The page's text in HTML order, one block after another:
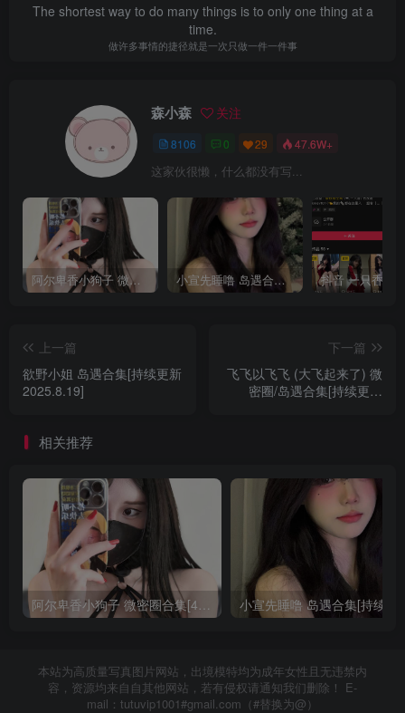
The shortest way to do many things is to only one thing at a
time.
做许多事情的捷径就是一次只做一件一件事
森小森 关注
8106 0 29 47.6W+
这家伙很懒，什么都没有写...
阿尔卑香小狗子 微密圈合集[40套][持续更新2023.12.14] 小宣先睡噜 岛遇合集[持续更新2025.08.27]
上一篇
欲野小姐 岛遇合集[持续更新
2025.8.19]
下一篇
飞飞以飞飞 (大飞起来了) 微
密圈/岛遇合集[持续更新
相关推荐
阿尔卑香小狗子 微密圈合集[40套][持续更新2023.12.14]
本站为高质量写真图片网站，出境模特均为成年女性且无违禁内
容，资源均来自自其他网站，若有侵权请通知我们删除！ E-
mail：tutuvip1001#gmail.com（#替换为@）